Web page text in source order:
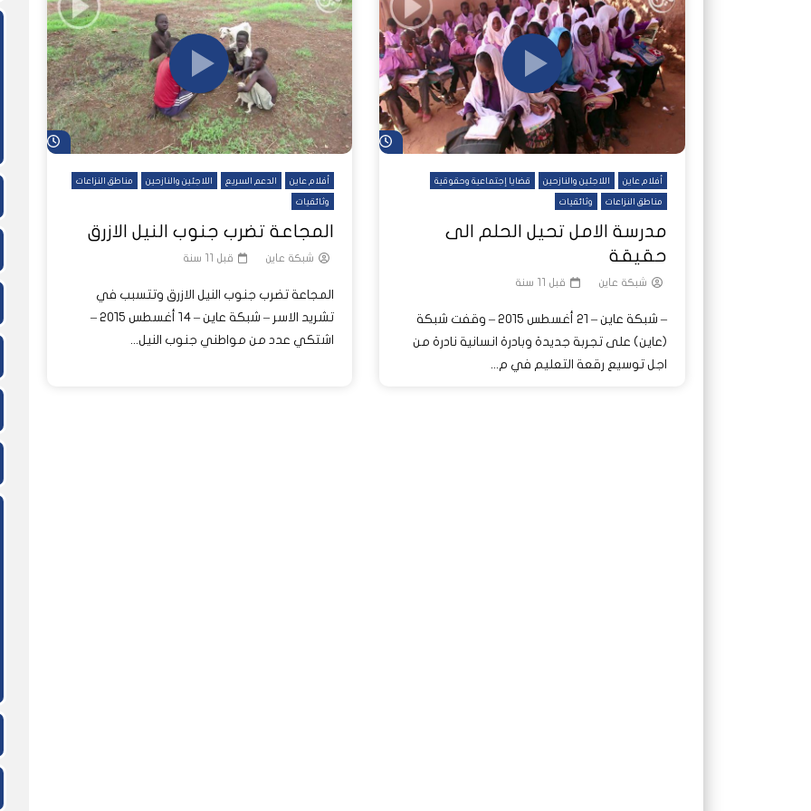
شاهد لاحقاً
عملتان وتطبيق مصرفي واحد.. كيف
تشظى النظام المصرفي في حرب
السودان؟
تصدر الدول العربية.. كيف دفعت الحرب
ديون السودان إلى ذروتها؟
نشرة أخبار عاين الأسبوعية
شاهد لاحقاً
عملتان وتطبيق مصرفي واحد.. كيف
تشظى النظام المصرفي في حرب
السودان؟
شاهد لاحقاً
هجمات المسيرات تضع ملايين السودانيين
على خطوط النار والجوع
جروحٌ لا تُرى.. حرب السودان تمتد إلى
الصحة النفسية للملايين
شاهد لاحقاً
أفلام عاين اللاجئين والنازحين قضايا إجتماعية وحقوقية
مناطق النزاعات وثائقيات
مدرسة الامل تحيل الحلم الى
حقيقة
شبكة عاين قبل 11 سنة
– شبكة عاين – ٢١ أغسطس ٢٠١٥ – وقفت شبكة
(عاين) على تجربة جديدة وبادرة انسانية نادرة من
اجل توسيع رقعة التعليم في م...
شاهد
أفلام عاين الدعم السريع اللاجئين والنازحين مناطق النزاعات
وثائقيات
المجاعة تضرب جنوب النيل الازرق
شبكة عاين قبل 11 سنة
المجاعة تضرب جنوب النيل الازرق وتتسبب في
تشريد الاسر – شبكة عاين – ١٤ أغسطس ٢٠١٥ –
اشتكي عدد من مواطني جنوب النيل...